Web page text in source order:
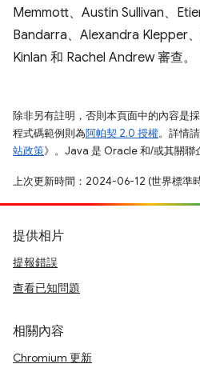
Memmott、Austin Sullivan、
Bandarra、Alexandra Klepper
Kinlan 和 Rachel Andrew 審查。
除非另有註明，否則本頁面中的內容是
程式碼範例則為阿帕契 2.0 授權。詳情
站政策》。Java 是 Oracle 和/或其關聯
上次更新時間：2024-06-12 (世界標準時
提供相片
提報錯誤
查看已知問題
相關內容
Chromium 更新